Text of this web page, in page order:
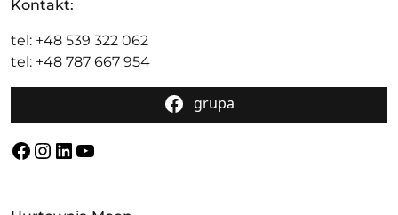
Kontakt:
tel: +48 539 322 062
tel: +48 787 667 954
grupa
Facebook
Instagram
LinkedIn
YouTube